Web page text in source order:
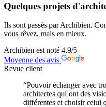
Quelques projets
Ils sont passés par Archibien.
vous rêvez, mais en mieux.
Archibien est noté 4.9/5
Moyenne des avis
Revue client
“Pouvoir échanger avec
architectes qui ont des
différentes et choisir celui